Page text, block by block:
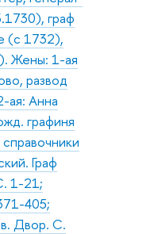
граф
(с 1732),
Жены: 1-ая
развод
ая: Анна
графиня
Граф
1-21;
405;
Двор. С.